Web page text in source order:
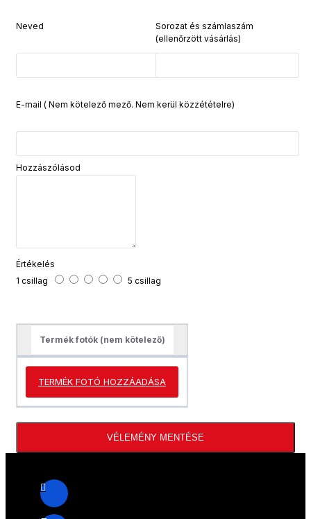
Neved
Sorozat és számlaszám
(ellenőrzött vásárlás)
E-mail ( Nem kötelező mező. Nem kerül közzétételre)
Hozzászólásod
Értékelés
1 csillag
5 csillag
Termék fotók (nem kötelező)
TERMÉK FOTÓ HOZZÁADÁSA
VÉLEMÉNY MENTÉSE